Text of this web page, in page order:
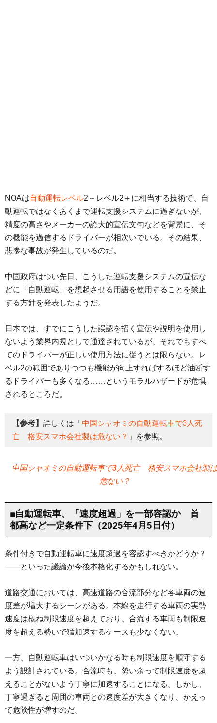
NOAは自動運転レベル2～レベル2＋に相当する技術で、自
動運転ではなくあくまで運転支援システムに過ぎないが、
精度の高さやメーカーの誇大的宣伝文句などを背景に、そ
の機能を過信するドライバーが相次いでいる。その結果、
悲惨な事故が発生しているのだ。
中国政府はつい先日、こうした運転支援システムの宣伝な
どに「自動運転」を想起させる用語を使用することを禁止
する方針を発表したようだ。
日本では、すでにこうした誤認を招く宣伝や説明を使用し
ないよう業界内規として通達されているが、それでもすべ
てのドライバーが正しい使用方法に従うとは限らない。レ
ベル2の範囲でありつつも機能が向上すればするほど油断す
るドライバーも多くなる……というモラルハザードが危惧
されるところだ。
【参考】 詳しくは「 中国シャオミの自動運転車で3人死
亡 格安スマホ会社製は危ない？ 」を参照。
中国シャオミの自動運転車で3人死亡 格安スマホ会社製
危ない？
■自動運転車、「速度超過」を一部容認か 首
都高など一定条件下（2025年4月5日付）
条件付きで自動運転車に速度超過を容認すべきかどうか？
――といった議論が今後本格化するかもしれない。
道路交通においては、高速道路の合流部分など各車両の速
度差が増大するシーンがある。本線を走行する車両の実勢
速度は概ね制限速度を超えており、合流する車両も制限速
度を超える勢いで猛加速するケースも少なくない。
一方、自動運転車はいついかなる時も制限速度を順守する
よう設計されている。合流時も、勢い余って制限速度を超
えることがないよう丁寧に加速することになる。しかし、
丁寧過ぎると周囲の車両との速度差が大きくなり、かえっ
て危険性が増すのだ。